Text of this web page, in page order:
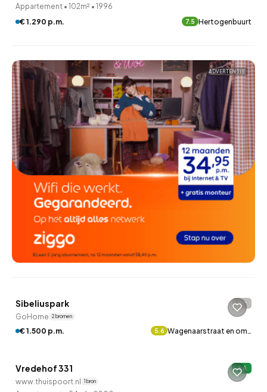
Appartement • 102m² • 1996
€ 1.290 p.m.
7.5 Hertogenbuurt
ADVERTENTIE
Sibeliuspark -
GoHome 2 bronnen
€ 1.500 p.m. 5.6 Wagenaarstraat en om…
QUICKLANE™
Woningcorporatie
Vredehof 331 A
www.thuispoort.nl 1 bron